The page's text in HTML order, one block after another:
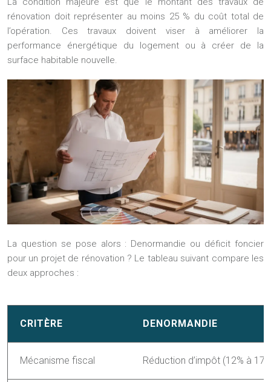
rénovation doit représenter au moins 25 % du coût total de
l’opération. Ces travaux doivent viser à améliorer la
performance énergétique du logement ou à créer de la
surface habitable nouvelle.
La question se pose alors : Denormandie ou déficit foncier
pour un projet de rénovation ? Le tableau suivant compare les
deux approches :
CRITÈRE DENORMANDIE
Mécanisme fiscal Réduction d’impôt (12% à